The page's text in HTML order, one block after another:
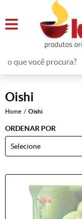
Oishi
Home Oishi
ORDENAR POR
Selecione